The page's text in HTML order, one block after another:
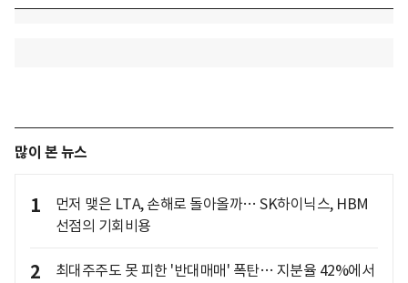
많이 본 뉴스
1
먼저 맺은 LTA, 손해로 돌아올까… SK하이닉스, HBM
선점의 기회비용
2 최대주주도 못 피한 '반대매매' 폭탄… 지분율 42%에서